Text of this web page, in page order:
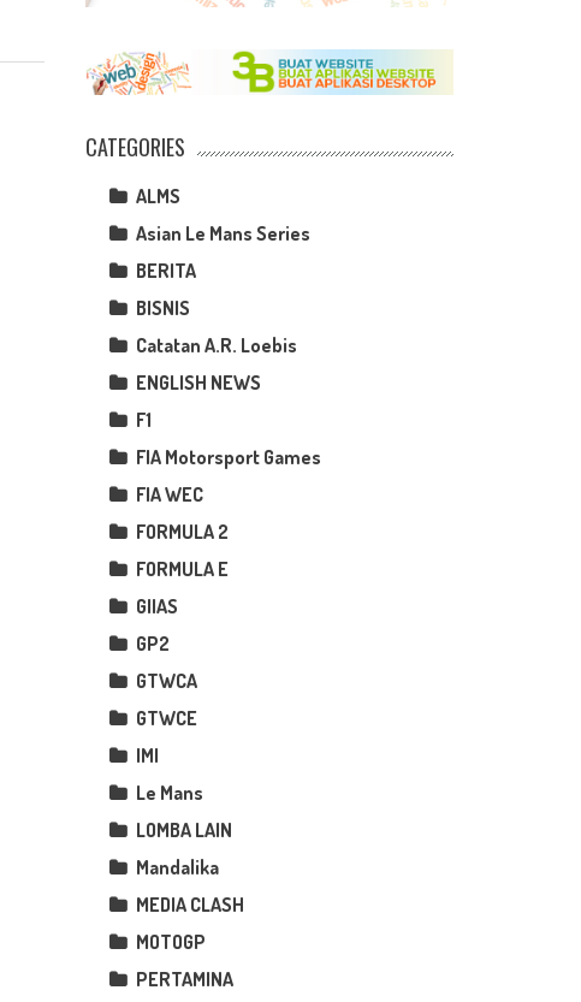
CATEGORIES
ALMS
Asian Le Mans Series
BERITA
BISNIS
Catatan A.R. Loebis
ENGLISH NEWS
F1
FIA Motorsport Games
FIA WEC
FORMULA 2
FORMULA E
GIIAS
GP2
GTWCA
GTWCE
IMI
Le Mans
LOMBA LAIN
Mandalika
MEDIA CLASH
MOTOGP
PERTAMINA